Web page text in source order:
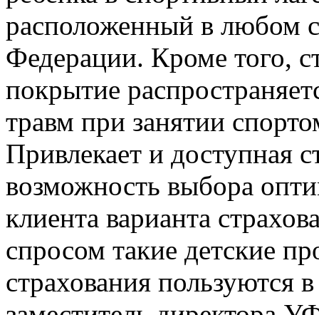
расположенный в любом
Федерации. Кроме того,
покрытие
травм при занятии
Привлекает и доступная
возможность выбора
клиента варианта
спросом такие детские
страхования пользуются